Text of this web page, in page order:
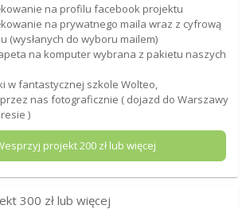
na profilu facebook projektu
na prywatnego maila wraz z cyfrową
(wysłanych do wyboru mailem)
na komputer wybrana z pakietu naszych
w fantastycznej szkole Wolteo,
nas fotograficznie ( dojazd do Warszawy
)
projekt200zł lub więcej
300 zł lub więcej